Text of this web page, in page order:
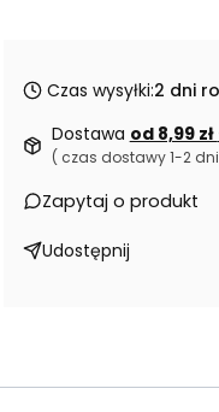
Czas wysyłki:2 dni
Dostawa od 8,99 zł
( czas dostawy 1-2
Zapytaj o produkt
Udostępnij